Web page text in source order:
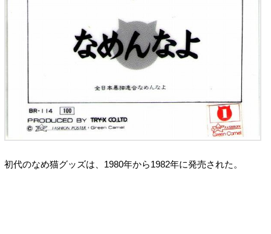
初代のなめ猫グッズは、1980年から1982年に発売された。